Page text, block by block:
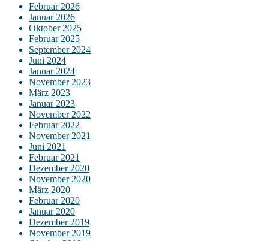
Februar 2026
Januar 2026
Oktober 2025
Februar 2025
September 2024
Juni 2024
Januar 2024
November 2023
März 2023
Januar 2023
November 2022
Februar 2022
November 2021
Juni 2021
Februar 2021
Dezember 2020
November 2020
März 2020
Februar 2020
Januar 2020
Dezember 2019
November 2019